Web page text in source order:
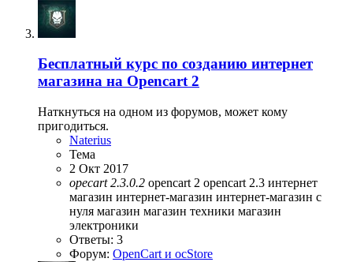
Бесплатный курс по созданию интернет
магазина на Opencart 2
Наткнуться на одном из форумов, может кому
пригодиться.
Naterius
Тема
2 Окт 2017
opecart 2.3.0.2 opencart 2 opencart 2.3 интернет
магазин интернет-магазин интернет-магазин с
нуля магазин магазин техники магазин
электроники
Ответы: 3
Форум: OpenCart и ocStore